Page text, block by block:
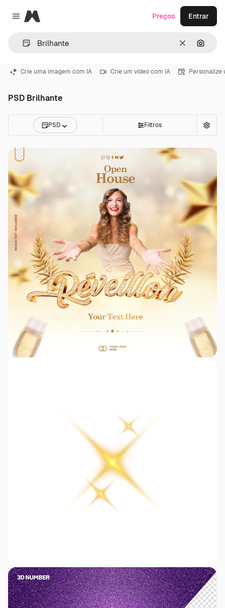
Close menu
Magnific
Limpar
Preços Entrar
Crie uma imagem com IA Crie um vídeo com IA Personalize
PSD Brilhante
PSD Filtros